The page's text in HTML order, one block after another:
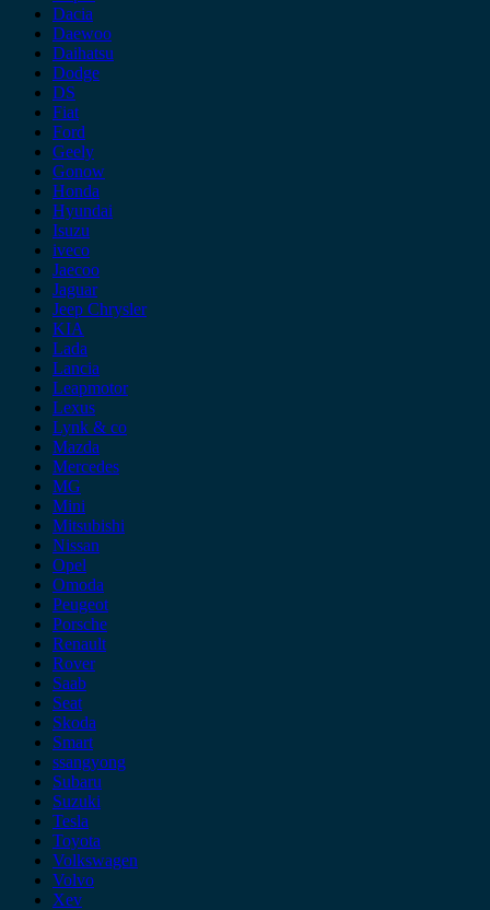
Dacia
Daewoo
Daihatsu
Dodge
DS
Fiat
Ford
Geely
Gonow
Honda
Hyundai
Isuzu
iveco
Jaecoo
Jaguar
Jeep Chrysler
KIA
Lada
Lancia
Leapmotor
Lexus
Lynk & co
Mazda
Mercedes
MG
Mini
Mitsubishi
Nissan
Opel
Omoda
Peugeot
Porsche
Renault
Rover
Saab
Seat
Skoda
Smart
ssangyong
Subaru
Suzuki
Tesla
Toyota
Volkswagen
Volvo
Xev